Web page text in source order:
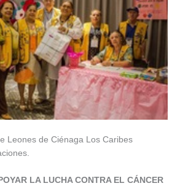
Leones de Ciénaga Los Caribes
LA LUCHA CONTRA EL CÁNCER